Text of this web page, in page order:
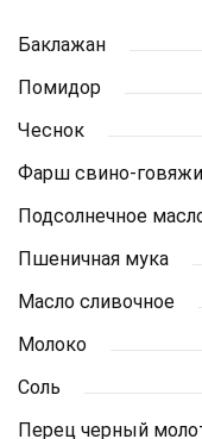
Баклажан
Помидор
Чеснок
Фарш свино-
Подсолнечное
Пшеничная мука
Масло сливочное
Молоко
Соль
Перец черный